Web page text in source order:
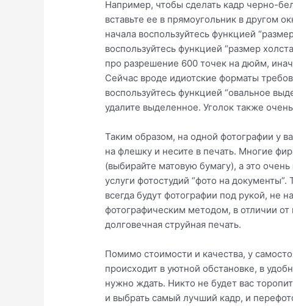
Например, чтобы сделать кадр черно-
вставьте ее в прямоугольник в другом
начала воспользуйтесь функцией
воспользуйтесь функцией “размер
про разрешение 600 точек на дюйм,
Сейчас вроде идиотские форматы
воспользуйтесь функцией “овальное
удалите выделенное. Уголок также очень
Таким образом, на одной фотографии у
на флешку и несите в печать. Многие
(выбирайте матовую бумагу), а это
услуги фотостудий “фото на
всегда будут фотографии под рукой, не
фотографическим методом, в отличии
долговечная струйная печать.
Помимо стоимости и качества, у
происходит в уютной обстановке, в
нужно ждать. Никто не будет вас
и выбрать самый лучший кадр, и